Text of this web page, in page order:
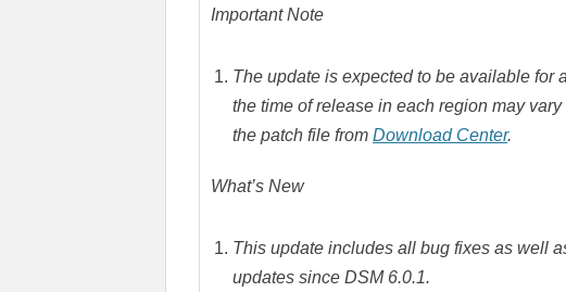
Important Note
The update is expected to be available for
the time of release in each region may
the patch file from Download Center.
What’s New
This update includes all bug fixes as well
updates since DSM 6.0.1.